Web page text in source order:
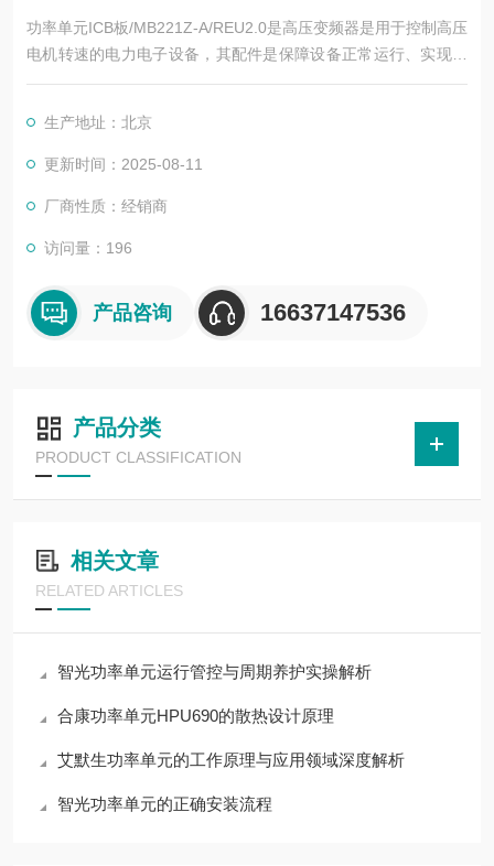
功率单元ICB板/MB221Z-A/REU2.0是高压变频器是用于控制高压
电机转速的电力电子设备，其配件是保障设备正常运行、实现功
能扩展及维护维修的重要组成部分。这些配件种类繁多，涵盖了
生产地址：北京
更新时间：2025-08-11
厂商性质：经销商
访问量：196
产品咨询 16637147536
产品分类
PRODUCT CLASSIFICATION
相关文章
RELATED ARTICLES
智光功率单元运行管控与周期养护实操解析
合康功率单元HPU690的散热设计原理
艾默生功率单元的工作原理与应用领域深度解析
智光功率单元的正确安装流程